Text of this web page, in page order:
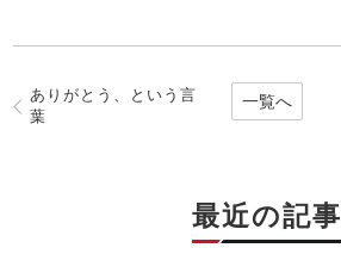
ありがとう、という言
葉
一覧へ
最近の記事